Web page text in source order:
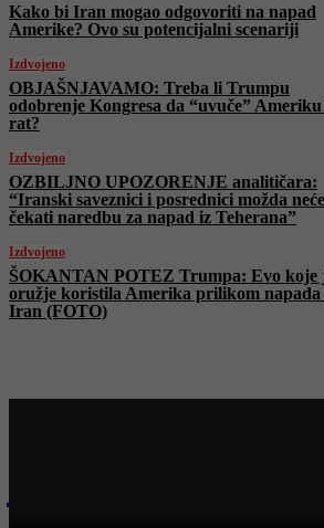
Kako bi Iran mogao odgovoriti na napad
Amerike? Ovo su potencijalni scenariji
Izdvojeno
OBJAŠNJAVAMO: Treba li Trumpu
odobrenje Kongresa da “uvuče” Ameriku
rat?
Izdvojeno
OZBILJNO UPOZORENJE analitičara:
“Iranski saveznici i posrednici možda neće
čekati naredbu za napad iz Teherana”
Izdvojeno
ŠOKANTAN POTEZ Trumpa: Evo koje
oružje koristila Amerika prilikom napada
Iran (FOTO)